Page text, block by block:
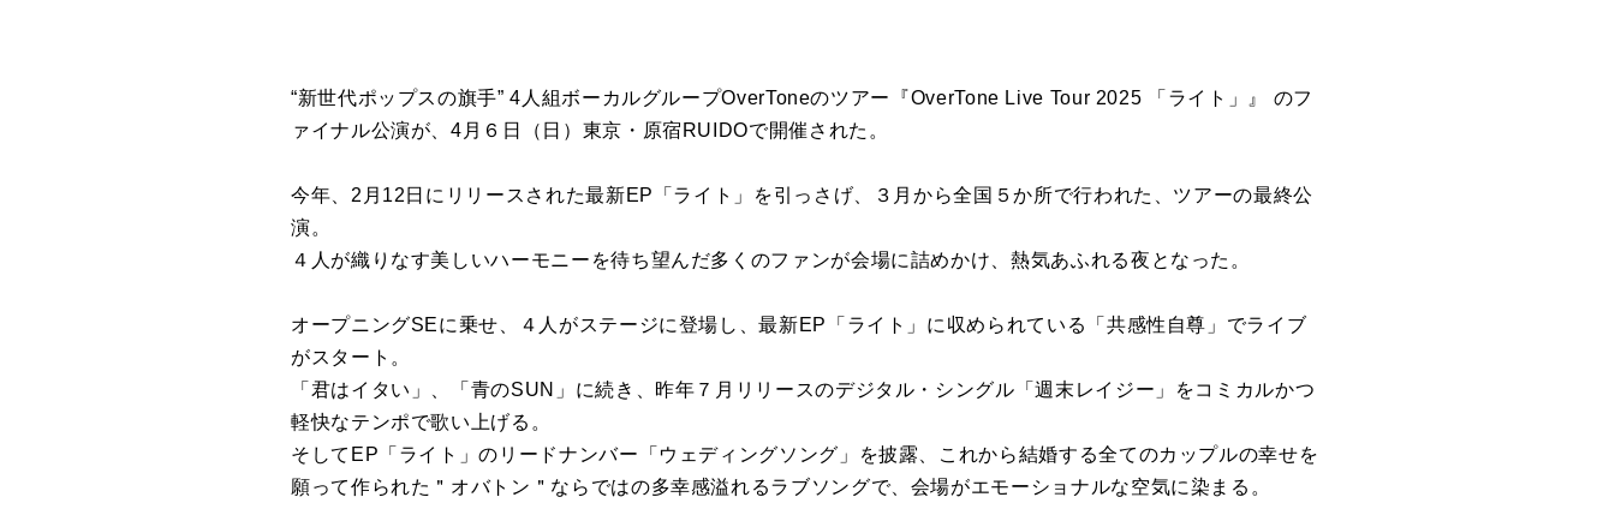
“新世代ポップスの旗手” 4人組ボーカルグループOverToneのツアー『OverTone Live Tour 2025 「ライト」』 のフ
ァイナル公演が、4月６日（日）東京・原宿RUIDOで開催された。
今年、2月12日にリリースされた最新EP「ライト」を引っさげ、３月から全国５か所で行われた、ツアーの最終公
演。
４人が織りなす美しいハーモニーを待ち望んだ多くのファンが会場に詰めかけ、熱気あふれる夜となった。
オープニングSEに乗せ、４人がステージに登場し、最新EP「ライト」に収められている「共感性自尊」でライブ
がスタート。
「君はイタい」、「青のSUN」に続き、昨年７月リリースのデジタル・シングル「週末レイジー」をコミカルかつ
軽快なテンポで歌い上げる。
そしてEP「ライト」のリードナンバー「ウェディングソング」を披露、これから結婚する全てのカップルの幸せを
願って作られた＂オバトン＂ならではの多幸感溢れるラブソングで、会場がエモーショナルな空気に染まる。